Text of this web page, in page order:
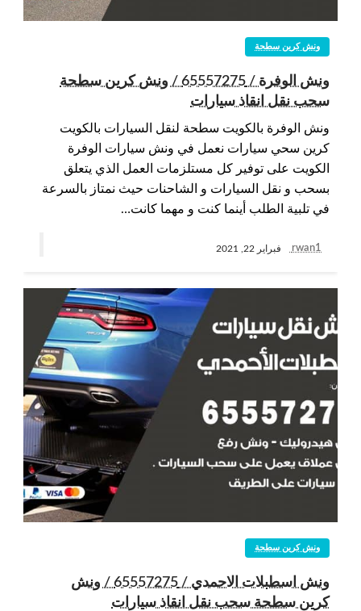
ونش كرين سطحة
ونش الوفرة / 65557275 / ونش كرين سطحة
سحب نقل انقاذ سيارات
ونش الوفرة بالكويت سطحة لنقل السيارات بالكويت
كرين سحي سيارات نعمل في ونش سيارات الوفرة
الكويت على توفير كل مستلزمات العمل الذي يتعلق
بسحب و نقل السيارات و الشاحنات حيث نمتاز بالسرعة
في تلبية الطلب أينما كنت و مهما كانت…
rwan1 فبراير 22, 2021
ونش كرين سطحة
ونش اسطبلات الاحمدي / 65557275 / ونش
كرين سطحة سحب نقل انقاذ سيارات